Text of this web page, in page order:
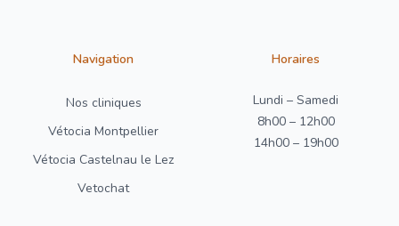
Navigation
Nos cliniques
Vétocia Montpellier
Vétocia Castelnau le Lez
Vetochat
Horaires
Lundi – Samedi
8h00 – 12h00
14h00 – 19h00